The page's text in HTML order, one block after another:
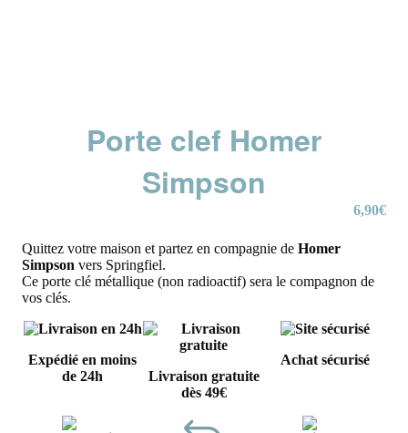
Porte clef Homer
Simpson
6,90€
Quittez votre maison et partez en compagnie de Homer
Simpson vers Springfiel.
Ce porte clé métallique (non radioactif) sera le compagnon de
vos clés.
Expédié en moins
de 24h
Livraison gratuite
dès 49€
Achat sécurisé